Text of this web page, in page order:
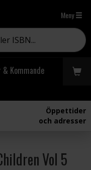
Meny
& Kommande
Öppettider
och adresser
Vol 5